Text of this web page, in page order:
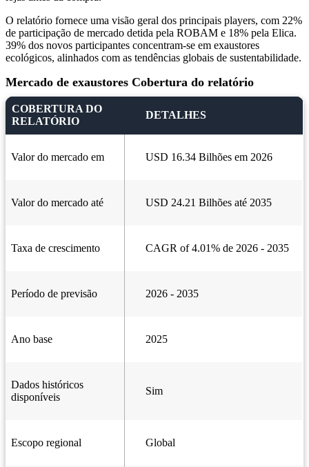
O relatório fornece uma visão geral dos principais players, com 22%
de participação de mercado detida pela ROBAM e 18% pela Elica.
39% dos novos participantes concentram-se em exaustores
ecológicos, alinhados com as tendências globais de sustentabilidade.
Mercado de exaustores Cobertura do relatório
COBERTURA DO
RELATÓRIO
DETALHES
Valor do mercado em USD 16.34 Bilhões em 2026
Valor do mercado até USD 24.21 Bilhões até 2035
Taxa de crescimento CAGR of 4.01% de 2026 - 2035
Período de previsão 2026 - 2035
Ano base 2025
Dados históricos
disponíveis
Sim
Escopo regional Global